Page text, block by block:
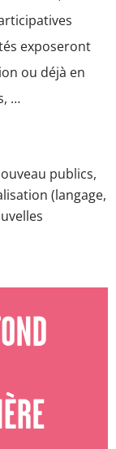
exposeront
ou déjà en
…
publics,
(langage,